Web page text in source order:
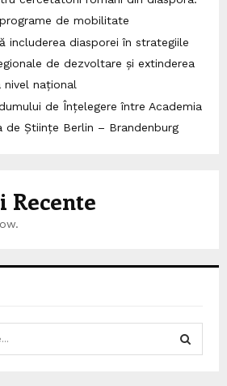
de mobilitate
includerea diasporei în strategiile
de dezvoltare și extinderea
nivel național
de Înțelegere între Academia
de Științe Berlin – Brandenburg
Recente